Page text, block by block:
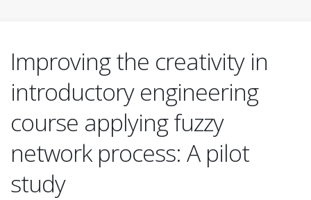
Improving the creativity in
introductory engineering
course applying fuzzy
network process: A pilot
study